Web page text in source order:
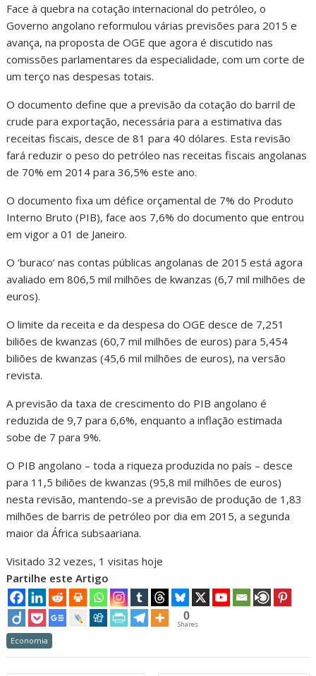
Face à quebra na cotação internacional do petróleo, o
Governo angolano reformulou várias previsões para 2015 e
avança, na proposta de OGE que agora é discutido nas
comissões parlamentares da especialidade, com um corte de
um terço nas despesas totais.
O documento define que a previsão da cotação do barril de
crude para exportação, necessária para a estimativa das
receitas fiscais, desce de 81 para 40 dólares. Esta revisão
fará reduzir o peso do petróleo nas receitas fiscais angolanas
de 70% em 2014 para 36,5% este ano.
O documento fixa um défice orçamental de 7% do Produto
Interno Bruto (PIB), face aos 7,6% do documento que entrou
em vigor a 01 de Janeiro.
O ‘buraco’ nas contas públicas angolanas de 2015 está agora
avaliado em 806,5 mil milhões de kwanzas (6,7 mil milhões de
euros).
O limite da receita e da despesa do OGE desce de 7,251
biliões de kwanzas (60,7 mil milhões de euros) para 5,454
biliões de kwanzas (45,6 mil milhões de euros), na versão
revista.
A previsão da taxa de crescimento do PIB angolano é
reduzida de 9,7 para 6,6%, enquanto a inflação estimada
sobe de 7 para 9%.
O PIB angolano – toda a riqueza produzida no país – desce
para 11,5 biliões de kwanzas (95,8 mil milhões de euros)
nesta revisão, mantendo-se a previsão de produção de 1,83
milhões de barris de petróleo por dia em 2015, a segunda
maior da África subsaariana.
Visitado 32 vezes, 1 visitas hoje
Partilhe este Artigo
0
Shares
Economia